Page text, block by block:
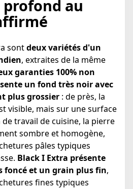
au
sontdeux variétés d'un
, extraites de la même
garanties 100% non
un fond très noir avec
plus grossier : de près, la
visible, mais sur une surface
travail de cuisine, la pierre
sombre et homogène,
pâles typiques
Black I Extra présente
foncé et un grain plus fin,
fines typiques